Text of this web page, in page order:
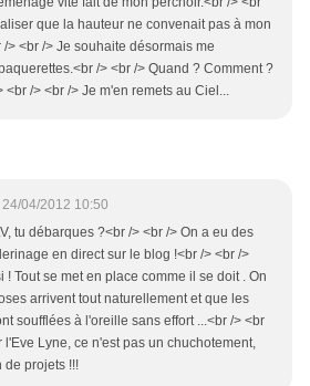
que la hauteur ne convenait pas à mon
> <br /> Je souhaite désormais me
/> <br /> Quand ? Comment ?
<br /> <br /> Je m'en remets au Ciel...
24/04/2012 10:50
tu débarques ?<br /> <br /> On a eu des
en direct sur le blog !<br /> <br />
! Tout se met en place comme il se doit . On
arrivent tout naturellement et que les
soufflées à l'oreille sans effort ...<br /> <br
l'Eve Lyne, ce n'est pas un chuchotement,
de projets !!!